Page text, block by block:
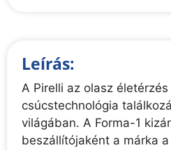
Leírás:
A Pirelli az olasz életérzés
csúcstechnológia
világában. A Forma-1
beszállítójaként a márka